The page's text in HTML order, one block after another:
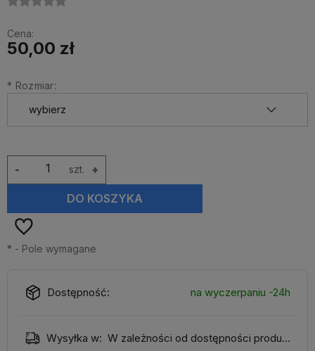
Cena:
50,00 zł
* Rozmiar:
szt. +
-
DO KOSZYKA
* - Pole wymagane
Dostępność: na wyczerpaniu -24h
Wysyłka w: W zależności od dostępności produktu